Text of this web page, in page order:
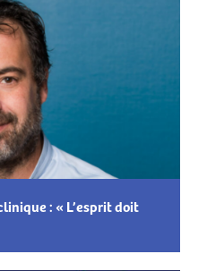
: « L’esprit doit